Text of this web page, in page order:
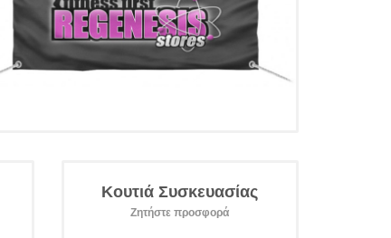
Κουτιά Συσκευασίας
Ζητήστε προσφορά